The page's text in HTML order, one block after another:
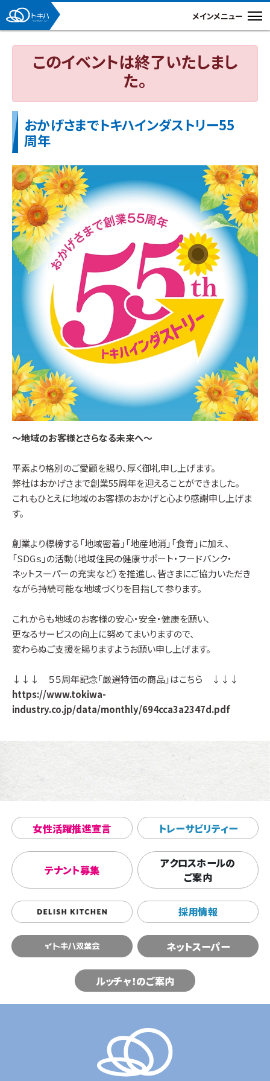
このイベントは終了いたしまし
た。
おかげさまでトキハインダストリー55
周年
〜地域のお客様とさらなる未来へ〜
平素より格別のご愛顧を賜り、厚く御礼申し上げます。
弊社はおかげさまで創業55周年を迎えることができました。
これもひとえに地域のお客様のおかげと心より感謝申し上げま
す。
創業より標榜する「地域密着」「地産地消」「食育」に加え、
「SDGｓ」の活動（地域住民の健康サポート・フードバンク・
ネットスーパーの充実など）を推進し、皆さまにご協力いただき
ながら持続可能な地域づくりを目指して参ります。
これからも地域のお客様の安心・安全・健康を願い、
更なるサービスの向上に努めてまいりますので、
変わらぬご支援を賜りますようお願い申し上げます。
↓↓↓ ５５周年記念「厳選特価の商品」はこちら ↓↓↓
https://www.tokiwa-
industry.co.jp/data/monthly/694cca3a2347d.pdf
女性活躍推進宣言 トレーサビリティー
テナント募集
アクロスホールの
ご案内
採用情報
ネットスーパー
ルッチャ！のご案内